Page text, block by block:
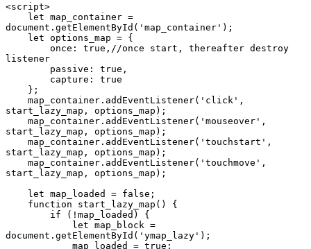
<script>
document.getElementById('map_container');
listener
start_lazy_map, options_map);
start_lazy_map, options_map);
start_lazy_map, options_map);
start_lazy_map, options_map);
document.getElementById('ymap_lazy');